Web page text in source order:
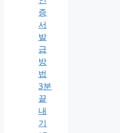
증
서
발
급
방
법
3분
끝
내
기